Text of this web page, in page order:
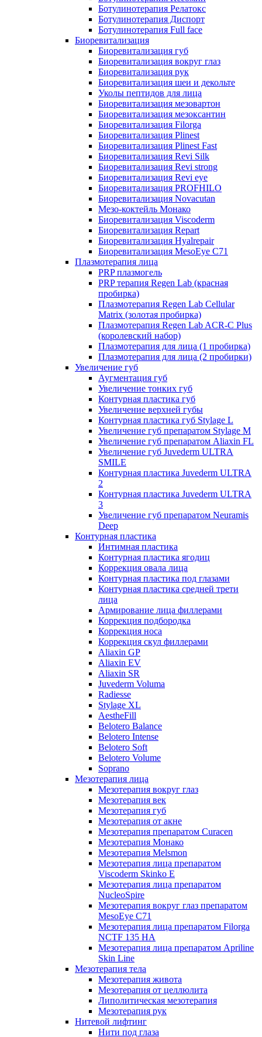
Ботулинотерапия Релатокс
Ботулинотерапия Диспорт
Ботулинотерапия Full face
Биоревитализация
Биоревитализация губ
Биоревитализация вокруг глаз
Биоревитализация рук
Биоревитализация шеи и декольте
Уколы пептидов для лица
Биоревитализация мезовартон
Биоревитализация мезоксантин
Биоревитализация Filorga
Биоревитализация Plinest
Биоревитализация Plinest Fast
Биоревитализация Revi Silk
Биоревитализация Revi strong
Биоревитализация Revi eye
Биоревитализация PROFHILO
Биоревитализация Novacutan
Мезо-коктейль Монако
Биоревитализация Viscoderm
Биоревитализация Repart
Биоревитализация Hyalrepair
Биоревитализация MesoEye C71
Плазмотерапия лица
PRP плазмогель
PRP терапия Regen Lab (красная
пробирка)
Плазмотерапия Regen Lab Cellular
Matrix (золотая пробирка)
Плазмотерапия Regen Lab ACR-C Plus
(королевский набор)
Плазмотерапия для лица (1 пробирка)
Плазмотерапия для лица (2 пробирки)
Увеличение губ
Аугментация губ
Увеличение тонких губ
Контурная пластика губ
Увеличение верхней губы
Контурная пластика губ Stylage L
Увеличение губ препаратом Stylage M
Увеличение губ препаратом Aliaxin FL
Увеличение губ Juvederm ULTRA
SMILE
Контурная пластика Juvederm ULTRA
2
Контурная пластика Juvederm ULTRA
3
Увеличение губ препаратом Neuramis
Deep
Контурная пластика
Интимная пластика
Контурная пластика ягодиц
Коррекция овала лица
Контурная пластика под глазами
Контурная пластика средней трети
лица
Армирование лица филлерами
Коррекция подбородка
Коррекция носа
Коррекция скул филлерами
Aliaxin GP
Aliaxin EV
Aliaxin SR
Juvederm Voluma
Radiesse
Stylage XL
AestheFill
Belotero Balance
Belotero Intense
Belotero Soft
Belotero Volume
Soprano
Мезотерапия лица
Мезотерапия вокруг глаз
Мезотерапия век
Мезотерапия губ
Мезотерапия от акне
Мезотерапия препаратом Curacen
Мезотерапия Монако
Мезотерапия Melsmon
Мезотерапия лица препаратом
Viscoderm Skinko E
Мезотерапия лица препаратом
NucleoSpire
Мезотерапия вокруг глаз препаратом
MesoEye С71
Мезотерапия лица препаратом Filorga
NCTF 135 HA
Мезотерапия лица препаратом Apriline
Skin Line
Мезотерапия тела
Мезотерапия живота
Мезотерапия от целлюлита
Липолитическая мезотерапия
Мезотерапия рук
Нитевой лифтинг
Нити под глаза